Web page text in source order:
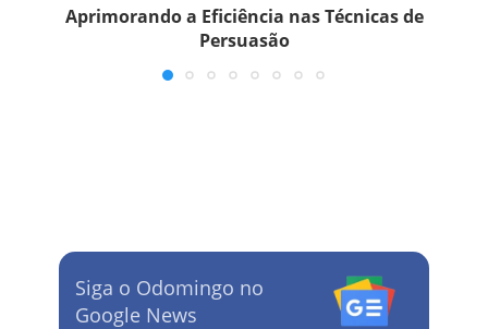
Aprimorando a Eficiência nas Técnicas de
Persuasão
Siga o Odomingo no
Google News